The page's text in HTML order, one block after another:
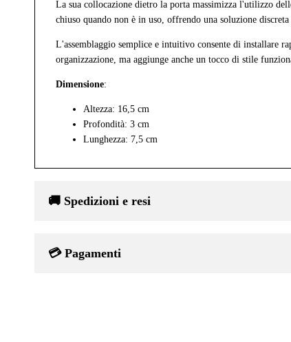
La sua collocazione dietro la porta massimizza l'utilizzo
chiuso quando non è in uso, offrendo una soluzione
L'assemblaggio semplice e intuitivo consente di installare
organizzazione, ma aggiunge anche un tocco di stile
Dimensione:
Altezza: 16,5 cm
Profondità: 3 cm
Lunghezza: 7,5 cm
🚚 Spedizioni e resi
💳 Pagamenti